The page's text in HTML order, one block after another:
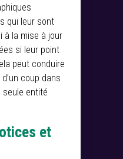
qui leur sont
à la mise à jour
si leur point
peut conduire
coup dans
seule entité
et